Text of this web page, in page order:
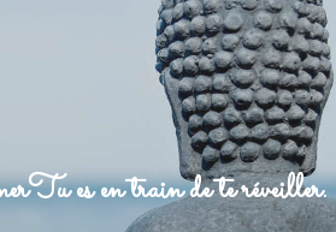
Tu es en train de te réveiller.